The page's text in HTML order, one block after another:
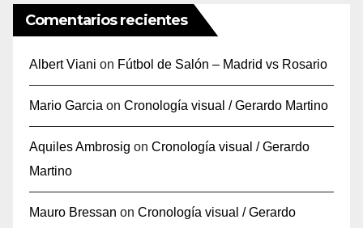
Comentarios recientes
Albert Viani on Fútbol de Salón – Madrid vs Rosario
Mario Garcia on Cronología visual / Gerardo Martino
Aquiles Ambrosig on Cronología visual / Gerardo
Martino
Mauro Bressan on Cronología visual / Gerardo